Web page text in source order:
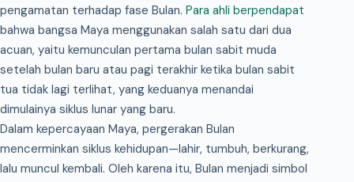
pengamatan terhadap fase Bulan. Para ahli berpendapat
bahwa bangsa Maya menggunakan salah satu dari dua
acuan, yaitu kemunculan pertama bulan sabit muda
setelah bulan baru atau pagi terakhir ketika bulan sabit
tua tidak lagi terlihat, yang keduanya menandai
dimulainya siklus lunar yang baru.
Dalam kepercayaan Maya, pergerakan Bulan
mencerminkan siklus kehidupan—lahir, tumbuh, berkurang,
lalu muncul kembali. Oleh karena itu, Bulan menjadi simbol